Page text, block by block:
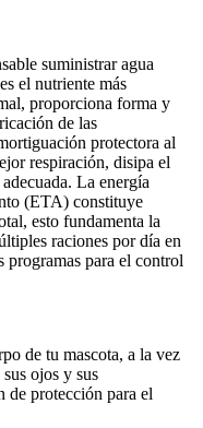
suministrar agua
el nutriente más
proporciona forma y
de las
protectora al
respiración, disipa el
La energía
(ETA) constituye
esto fundamenta la
raciones por día en
programas para el control
de tu mascota, a la vez
ojos y sus
de protección para el